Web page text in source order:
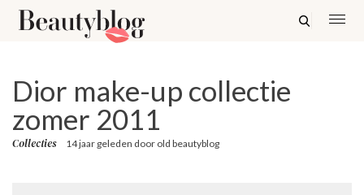
Dior make-up collectie
zomer 2011
Collecties 14 jaar geleden door old beautyblog